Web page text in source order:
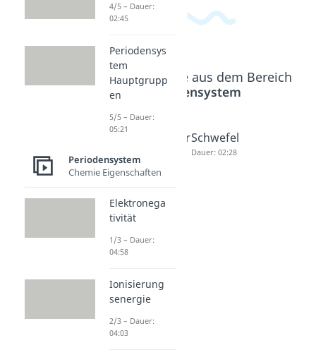
Beliebte Inhalte aus dem Bereich
Periodensystem
PhosphorSchwefel
Dauer: 02:28
4/5 – Dauer:
02:45
Periodensys
tem
Hauptgrupp
en
5/5 – Dauer:
05:21
Periodensystem
Chemie Eigenschaften
Elektronega
tivität
1/3 – Dauer:
04:58
Ionisierung
senergie
2/3 – Dauer:
04:03